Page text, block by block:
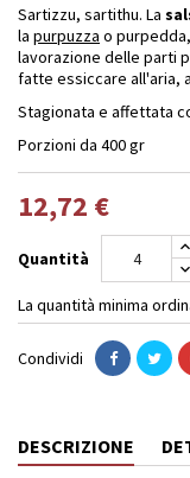
Sartizzu, sartithu. La
la purpuzza o
lavorazione delle parti
fatte essiccare all'aria,
Stagionata e affettata
Porzioni da 400 gr
12,72 €
Quantità
La quantità minima
Condividi
DESCRIZIONE